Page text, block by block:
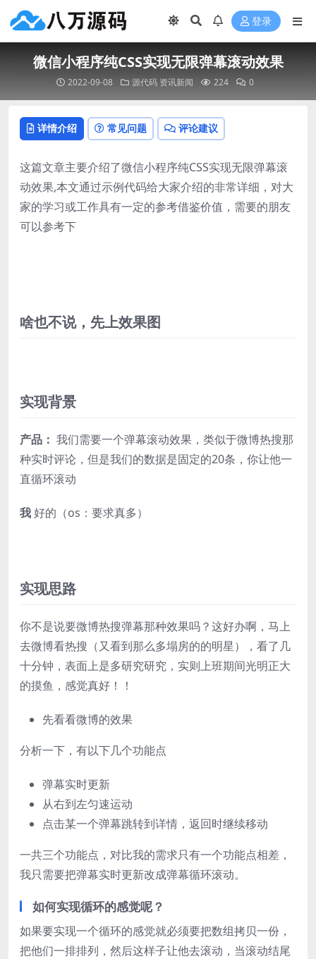
登录
微信小程序纯CSS实现无限弹幕滚动效果
2022-09-08 源代码 资讯新闻 224 0
详情介绍 常见问题 评论建议
这篇文章主要介绍了微信小程序纯CSS实现无限弹幕滚
动效果,本文通过示例代码给大家介绍的非常详细，对大
家的学习或工作具有一定的参考借鉴价值，需要的朋友
可以参考下
啥也不说，先上效果图
实现背景
产品： 我们需要一个弹幕滚动效果，类似于微博热搜那
种实时评论，但是我们的数据是固定的20条，你让他一
直循环滚动
我好的（os：要求真多）
实现思路
你不是说要微博热搜弹幕那种效果吗？这好办啊，马上
去微博看热搜（又看到那么多塌房的的明星），看了几
十分钟，表面上是多研究研究，实则上班期间光明正大
的摸鱼，感觉真好！！
先看看微博的效果
分析一下，有以下几个功能点
弹幕实时更新
从右到左匀速运动
点击某一个弹幕跳转到详情，返回时继续移动
一共三个功能点，对比我的需求只有一个功能点相差，
我只需要把弹幕实时更新改成弹幕循环滚动。
如何实现循环的感觉呢？
如果要实现一个循环的感觉就必须要把数组拷贝一份，
把他们一排排列，然后这样子让他去滚动，当滚动结尾